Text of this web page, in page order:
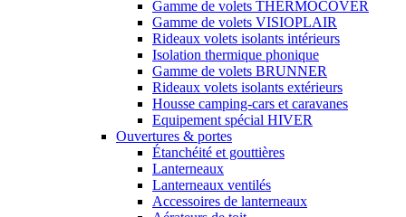
Gamme de volets THERMOCOVER
Gamme de volets VISIOPLAIR
Rideaux volets isolants intérieurs
Isolation thermique phonique
Gamme de volets BRUNNER
Rideaux volets isolants extérieurs
Housse camping-cars et caravanes
Equipement spécial HIVER
Ouvertures & portes
Étanchéité et gouttières
Lanterneaux
Lanterneaux ventilés
Accessoires de lanterneaux